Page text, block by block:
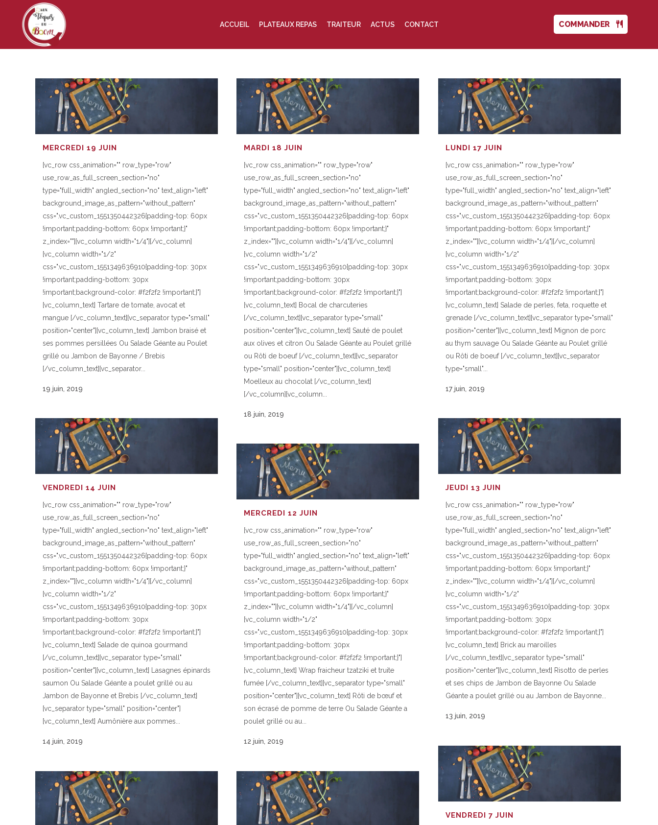
COMMANDER
ACCUEIL PLATEAUX REPAS TRAITEUR ACTUS CONTACT
MERCREDI 19 JUIN
[vc_row css_animation="" row_type="row"
use_row_as_full_screen_section="no"
type="full_width" angled_section="no" text_align="left"
background_image_as_pattern="without_pattern"
css=".vc_custom_1551350442326{padding-top: 60px
!important;padding-bottom: 60px !important;}"
z_index=""][vc_column width="1/4"][/vc_column]
[vc_column width="1/2"
css=".vc_custom_1551349636910{padding-top: 30px
!important;padding-bottom: 30px
!important;background-color: #f2f2f2 !important;}"]
[vc_column_text] Tartare de tomate, avocat et
mangue [/vc_column_text][vc_separator type="small"
position="center"][vc_column_text] Jambon braisé et
ses pommes persillées Ou Salade Géante au Poulet
grillé ou Jambon de Bayonne / Brebis
[/vc_column_text][vc_separator...
19 juin, 2019
MARDI 18 JUIN
[vc_row css_animation="" row_type="row"
use_row_as_full_screen_section="no"
type="full_width" angled_section="no" text_align="left"
background_image_as_pattern="without_pattern"
css=".vc_custom_1551350442326{padding-top: 60px
!important;padding-bottom: 60px !important;}"
z_index=""][vc_column width="1/4"][/vc_column]
[vc_column width="1/2"
css=".vc_custom_1551349636910{padding-top: 30px
!important;padding-bottom: 30px
!important;background-color: #f2f2f2 !important;}"]
[vc_column_text] Bocal de charcuteries
[/vc_column_text][vc_separator type="small"
position="center"][vc_column_text] Sauté de poulet
aux olives et citron Ou Salade Géante au Poulet grillé
ou Rôti de boeuf [/vc_column_text][vc_separator
type="small" position="center"][vc_column_text]
Moelleux au chocolat [/vc_column_text]
[/vc_column][vc_column...
18 juin, 2019
LUNDI 17 JUIN
[vc_row css_animation="" row_type="row"
use_row_as_full_screen_section="no"
type="full_width" angled_section="no" text_align="left"
background_image_as_pattern="without_pattern"
css=".vc_custom_1551350442326{padding-top: 60px
!important;padding-bottom: 60px !important;}"
z_index=""][vc_column width="1/4"][/vc_column]
[vc_column width="1/2"
css=".vc_custom_1551349636910{padding-top: 30px
!important;padding-bottom: 30px
!important;background-color: #f2f2f2 !important;}"]
[vc_column_text] Salade de perles, feta, roquette et
grenade [/vc_column_text][vc_separator type="small"
position="center"][vc_column_text] Mignon de porc
au thym sauvage Ou Salade Géante au Poulet grillé
ou Rôti de boeuf [/vc_column_text][vc_separator
type="small"...
17 juin, 2019
VENDREDI 14 JUIN
[vc_row css_animation="" row_type="row"
use_row_as_full_screen_section="no"
type="full_width" angled_section="no" text_align="left"
background_image_as_pattern="without_pattern"
css=".vc_custom_1551350442326{padding-top: 60px
!important;padding-bottom: 60px !important;}"
z_index=""][vc_column width="1/4"][/vc_column]
[vc_column width="1/2"
css=".vc_custom_1551349636910{padding-top: 30px
!important;padding-bottom: 30px
!important;background-color: #f2f2f2 !important;}"]
[vc_column_text] Salade de quinoa gourmand
[/vc_column_text][vc_separator type="small"
position="center"][vc_column_text] Lasagnes épinards
saumon Ou Salade Géante a poulet grillé ou au
Jambon de Bayonne et Brebis [/vc_column_text]
[vc_separator type="small" position="center"]
[vc_column_text] Aumônière aux pommes...
14 juin, 2019
JEUDI 13 JUIN
[vc_row css_animation="" row_type="row"
use_row_as_full_screen_section="no"
type="full_width" angled_section="no" text_align="left"
background_image_as_pattern="without_pattern"
css=".vc_custom_1551350442326{padding-top: 60px
!important;padding-bottom: 60px !important;}"
z_index=""][vc_column width="1/4"][/vc_column]
[vc_column width="1/2"
css=".vc_custom_1551349636910{padding-top: 30px
!important;padding-bottom: 30px
!important;background-color: #f2f2f2 !important;}"]
[vc_column_text] Brick au maroilles
[/vc_column_text][vc_separator type="small"
position="center"][vc_column_text] Risotto de perles
et ses chips de Jambon de Bayonne Ou Salade
Géante a poulet grillé ou au Jambon de Bayonne...
13 juin, 2019
MERCREDI 12 JUIN
[vc_row css_animation="" row_type="row"
use_row_as_full_screen_section="no"
type="full_width" angled_section="no" text_align="left"
background_image_as_pattern="without_pattern"
css=".vc_custom_1551350442326{padding-top: 60px
!important;padding-bottom: 60px !important;}"
z_index=""][vc_column width="1/4"][/vc_column]
[vc_column width="1/2"
css=".vc_custom_1551349636910{padding-top: 30px
!important;padding-bottom: 30px
!important;background-color: #f2f2f2 !important;}"]
[vc_column_text] Wrap fraicheur tzatziki et truite
fumée [/vc_column_text][vc_separator type="small"
position="center"][vc_column_text] Rôti de bœuf et
son écrasé de pomme de terre Ou Salade Géante a
poulet grillé ou au...
12 juin, 2019
VENDREDI 7 JUIN